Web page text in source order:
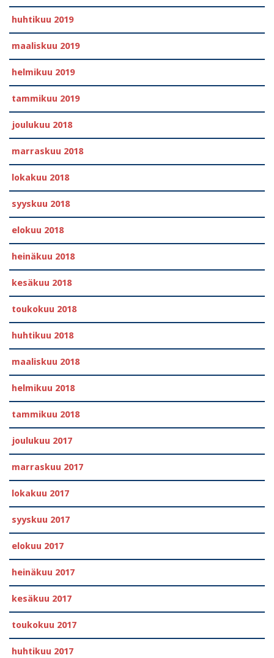
huhtikuu 2019
maaliskuu 2019
helmikuu 2019
tammikuu 2019
joulukuu 2018
marraskuu 2018
lokakuu 2018
syyskuu 2018
elokuu 2018
heinäkuu 2018
kesäkuu 2018
toukokuu 2018
huhtikuu 2018
maaliskuu 2018
helmikuu 2018
tammikuu 2018
joulukuu 2017
marraskuu 2017
lokakuu 2017
syyskuu 2017
elokuu 2017
heinäkuu 2017
kesäkuu 2017
toukokuu 2017
huhtikuu 2017